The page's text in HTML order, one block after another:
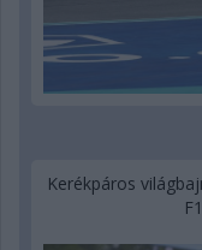
Kerékpáros